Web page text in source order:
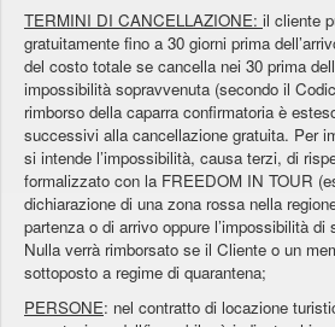
TERMINI DI CANCELLAZIONE: il cliente
gratuitamente fino a 30 giorni prima
del costo totale se cancella nei 30 prima
impossibilità sopravvenuta (secondo il
rimborso della caparra confirmatoria è
successivi alla cancellazione gratuita. Per
si intende l’impossibilità, causa terzi, di
formalizzato con la FREEDOM IN TOUR
dichiarazione di una zona rossa nella
partenza o di arrivo oppure l’impossibilità di
Nulla verrà rimborsato se il Cliente o un
sottoposto a regime di quarantena;
PERSONE: nel contratto di locazione